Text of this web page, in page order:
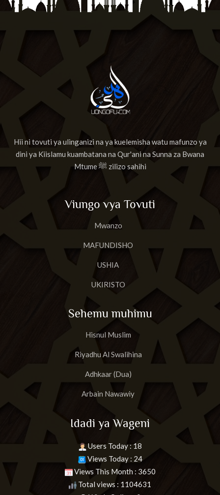
Hii ni tovuti ya ulinganizi na ya kuelemisha watu mafunzo ya
dini ya Kiislamu kuambatana na Qur'ani na Sunna za Bwana
Mtume ﷺ zilizo sahihi
Viungo vya Tovuti
Mwanzo
MAFUNDISHO
USHIA
UKIRISTO
Sehemu muhimu
Hisnul Muslim
Riyadhu Al Swalihina
Adhkaar (Dua)
Arbain Nawawiy
Idadi ya Wageni
Users Today : 18
Views Today : 24
Views This Month : 3650
Total views : 1104631